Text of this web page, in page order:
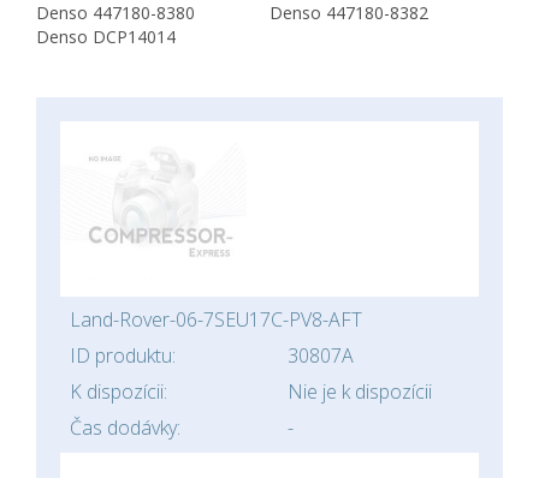
Denso 447180-8380
Denso 447180-8382
Denso DCP14014
Land-Rover-06-7SEU17C-PV8-AFT
ID produktu:
30807A
K dispozícii:
Nie je k dispozícii
Čas dodávky:
-